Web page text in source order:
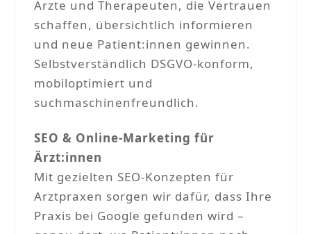
Ärzte und Therapeuten, die Vertrauen
schaffen, übersichtlich informieren
und neue Patient:innen gewinnen.
Selbstverständlich DSGVO-konform,
mobiloptimiert und
suchmaschinenfreundlich.
SEO & Online-Marketing für
Ärzt:innen
Mit gezielten SEO-Konzepten für
Arztpraxen sorgen wir dafür, dass Ihre
Praxis bei Google gefunden wird –